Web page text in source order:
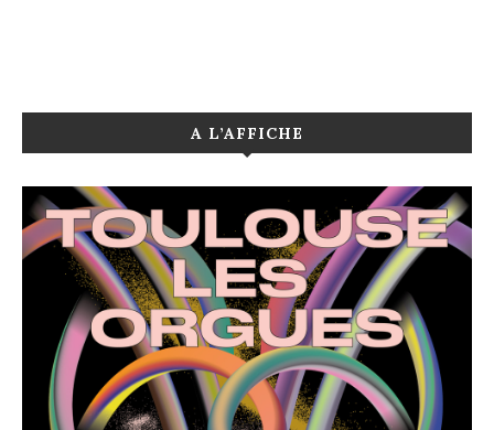
A L’AFFICHE